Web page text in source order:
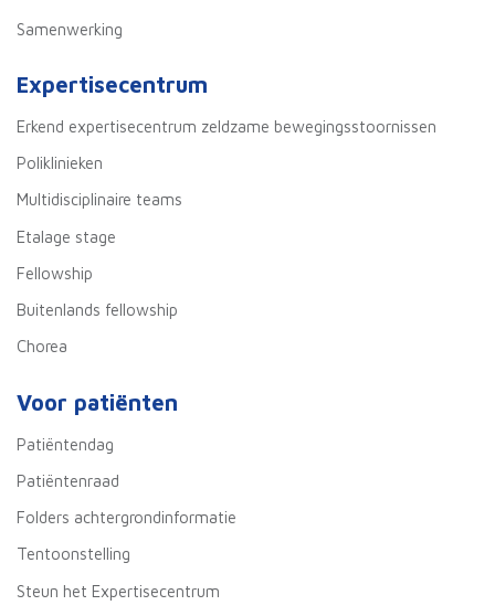
Samenwerking
Expertisecentrum
Erkend expertisecentrum zeldzame bewegingsstoornissen
Poliklinieken
Multidisciplinaire teams
Etalage stage
Fellowship
Buitenlands fellowship
Chorea
Voor patiënten
Patiëntendag
Patiëntenraad
Folders achtergrondinformatie
Tentoonstelling
Steun het Expertisecentrum